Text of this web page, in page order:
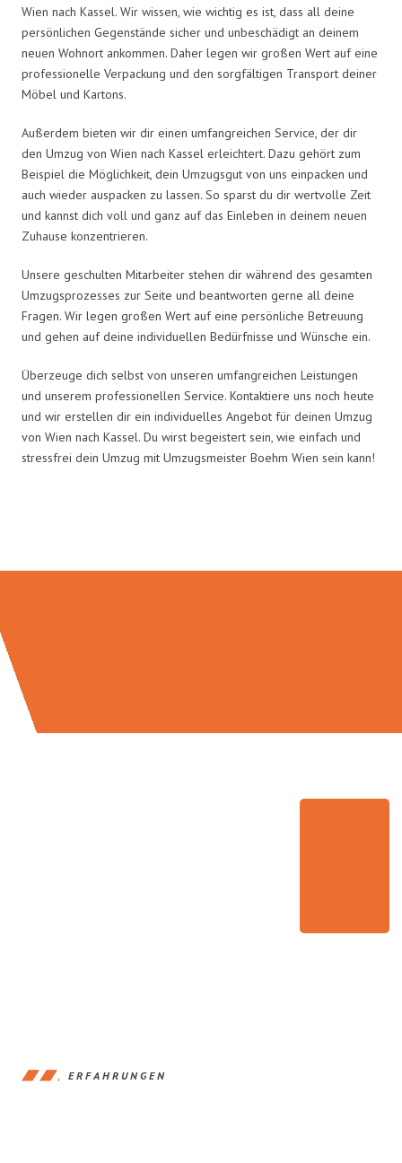
Wien nach Kassel. Wir wissen, wie wichtig es ist, dass all deine
persönlichen Gegenstände sicher und unbeschädigt an deinem
neuen Wohnort ankommen. Daher legen wir großen Wert auf eine
professionelle Verpackung und den sorgfältigen Transport deiner
Möbel und Kartons.
Außerdem bieten wir dir einen umfangreichen Service, der dir
den Umzug von Wien nach Kassel erleichtert. Dazu gehört zum
Beispiel die Möglichkeit, dein Umzugsgut von uns einpacken und
auch wieder auspacken zu lassen. So sparst du dir wertvolle Zeit
und kannst dich voll und ganz auf das Einleben in deinem neuen
Zuhause konzentrieren.
Unsere geschulten Mitarbeiter stehen dir während des gesamten
Umzugsprozesses zur Seite und beantworten gerne all deine
Fragen. Wir legen großen Wert auf eine persönliche Betreuung
und gehen auf deine individuellen Bedürfnisse und Wünsche ein.
Überzeuge dich selbst von unseren umfangreichen Leistungen
und unserem professionellen Service. Kontaktiere uns noch heute
und wir erstellen dir ein individuelles Angebot für deinen Umzug
von Wien nach Kassel. Du wirst begeistert sein, wie einfach und
stressfrei dein Umzug mit Umzugsmeister Boehm Wien sein kann!
ERFAHRUNGEN